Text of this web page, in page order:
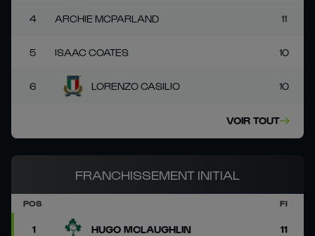
4 ARCHIE MCPARLAND 11
5 ISAAC COATES 10
6 LORENZO CASILIO 10
VOIR TOUT
FRANCHISSEMENT INITIAL
POS FI
1 HUGO MCLAUGHLIN 11